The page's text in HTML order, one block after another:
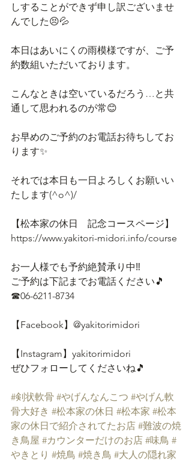
しすることができず申し訳ございませ
んでした😣💦
本日はあいにくの雨模様ですが、ご予
約数組いただいております。
こんなときは空いているだろう…と共
通して思われるのが常😊
お早めのご予約のお電話お待ちしてお
ります✨
それでは本日も一日よろしくお願いい
たします(^o^)/
【松本家の休日　記念コースページ】
https://www.yakitori-midori.info/course
お一人様でも予約絶賛承り中‼
ご予約は下記までお電話ください🎵
☎06-6211-8734
【Facebook】@yakitorimidori
【Instagram】yakitorimidori
ぜひフォローしてくださいね🎵
#剣状軟骨 #やげんなんこつ #やげん軟
骨大好き #松本家の休日 #松本家 #松本
家の休日で紹介されてたお店 #難波の焼
き鳥屋 #カウンターだけのお店 #味鳥 #
やきとり #焼鳥 #焼き鳥 #大人の隠れ家